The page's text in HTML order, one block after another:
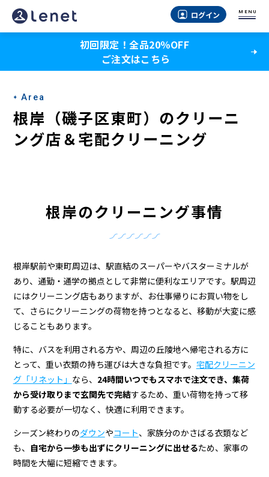
根
岸
子
区
東
町）
ン
グ
店
＆
宅
配
ク
リ
ー
ニ
ログイン MENU
初回限定！全品20％OFF
ご注文はこちら
Area
根岸（磯子区東町）のクリーニ
ング店＆宅配クリーニング
根岸のクリーニング事情
根岸駅前や東町周辺は、駅直結のスーパーやバスターミナルが
あり、通勤・通学の拠点として非常に便利なエリアです。駅周辺
にはクリーニング店もありますが、お仕事帰りにお買い物をし
て、さらにクリーニングの荷物を持つとなると、移動が大変に感
じることもあります。
特に、バスを利用される方や、周辺の丘陵地へ帰宅される方に
とって、重い衣類の持ち運びは大きな負担です。 宅配クリーニン
グ「リネット」 なら、 24時間いつでもスマホで注文でき、集荷
から受け取りまで玄関先で完結するため、重い荷物を持って移
動する必要が一切なく、快適に利用できます。
シーズン終わりのダウンやコート、家族分のかさばる衣類など
も、 自宅から一歩も出ずにクリーニングに出せるため、家事の
時間を大幅に短縮できます。